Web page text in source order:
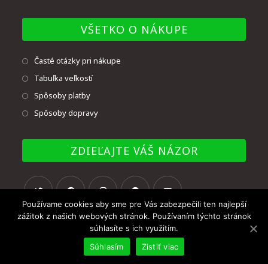
VŠETKO O NÁKUPE
Časté otázky pri nákupe
Tabuľka veľkostí
Spôsoby platby
Spôsoby dopravy
ZDIEĽAJTE VÁŠ NÁZOR
© Copyright - UNMAT BB, s.r.o. 2020
Používame cookies aby sme pre Vás zabezpečili ten najlepší
zážitok z našich webových stránok. Používaním týchto stránok
súhlasíte s ich využitím.
Súhlasím
Zistiť viac